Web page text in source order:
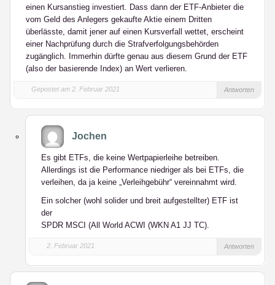
einen Kursanstieg investiert. Dass dann der ETF-Anbieter die
vom Geld des Anlegers gekaufte Aktie einem Dritten
überlässte, damit jener auf einen Kursverfall wettet, erscheint
einer Nachprüfung durch die Strafverfolgungsbehörden
zugänglich. Immerhin dürfte genau aus diesem Grund der ETF
(also der basierende Index) an Wert verlieren.
Gepostet am 2. Februar 2021 Antworten
Jochen
Es gibt ETFs, die keine Wertpapierleihe betreiben.
Allerdings ist die Performance niedriger als bei ETFs, die
verleihen, da ja keine „Verleihgebühr“ vereinnahmt wird.
Ein solcher (wohl solider und breit aufgestellter) ETF ist
der
SPDR MSCI (All World ACWI (WKN A1 JJ TC).
2. Februar 2021 Antworten